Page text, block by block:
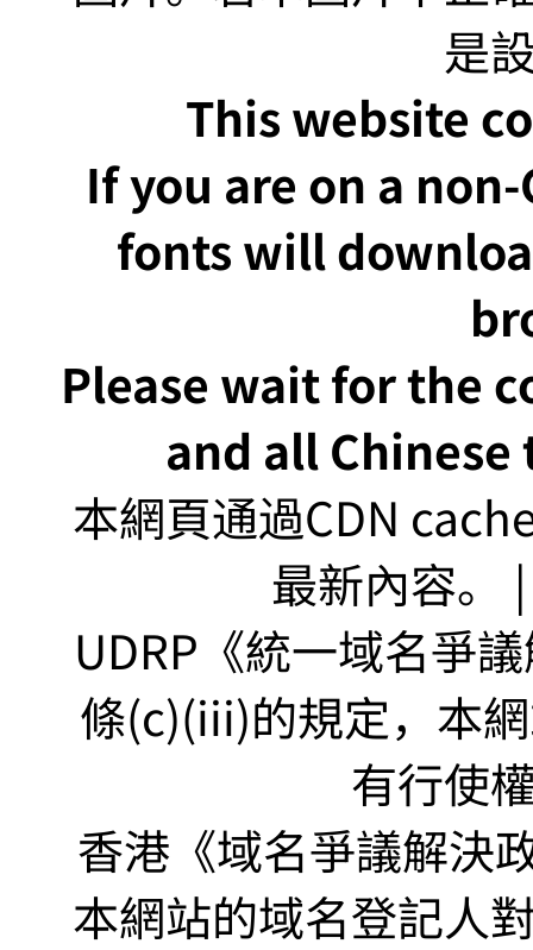
This website
If you are on a
fonts will
Please wait for the
and all
本網頁通過CDN
最新內容。
UDRP《統一域名爭
條(c)(iii)的規定，本
有行使
香港《域名爭議解決
本網站的域名登記人